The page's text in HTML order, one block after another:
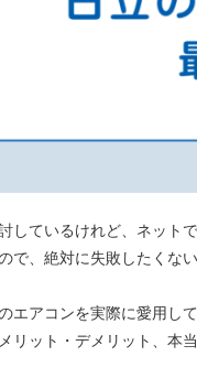
しているけれど、ネット
で、絶対に失敗したくない
エアコンを実際に愛用し
リット・デメリット、本